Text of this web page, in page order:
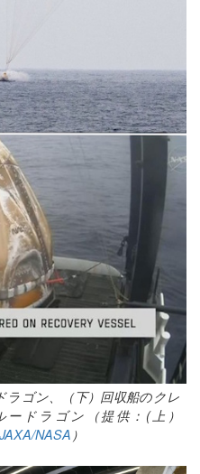
ラゴン、（下）回収船のクレ
ドラゴン（提供：(上）
JAXA/NASA ）